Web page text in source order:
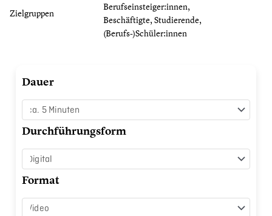
Zielgruppen
Berufseinsteiger:innen,
Beschäftigte, Studierende,
(Berufs-)Schüler:innen
Dauer
Durchführungsform
Format
Phänomen
Freizeitkrankheit
verstehen